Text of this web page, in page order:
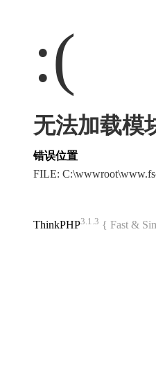
:(
无法加载模
错误位置
FILE:
ThinkPHP3.1.3 { Fast &